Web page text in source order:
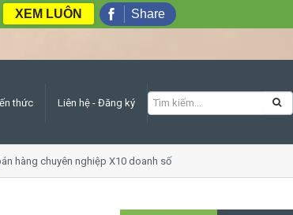
thức Liên hệ - Đăng ký
hàng chuyên nghiệp X10 doanh số
XEM LUÔN Share